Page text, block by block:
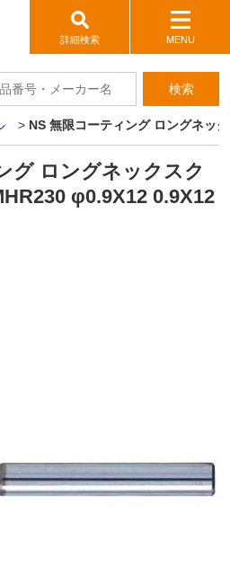
詳細検索 MENU
検索
> NS 無限コーティング ロングネッ
グ ロングネックスク
φ0.9X12 0.9X12